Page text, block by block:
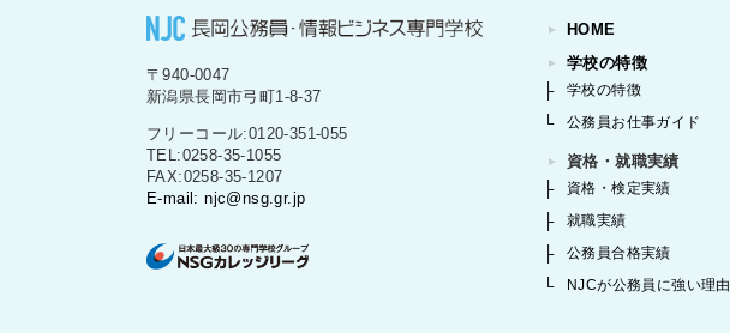
〒940-0047
新潟県長岡市弓町1-8-37
フリーコール:0120-351-055
TEL:0258-35-1055
FAX:0258-35-1207
E-mail: njc@nsg.gr.jp
HOME
学校の特徴
学校の特徴
公務員お仕事ガイド
資格・就職実績
資格・検定実績
就職実績
公務員合格実績
NJCが公務員に強い理由